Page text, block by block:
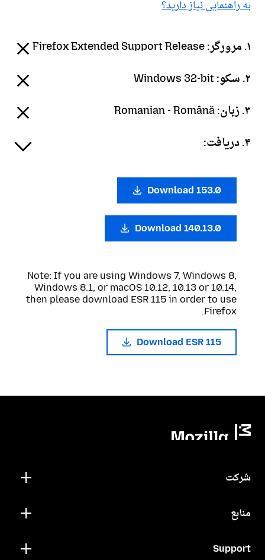
به راهنمایی نیاز دارید؟
۱. مرورگر: Firefox Extended Support Release
۲. سکو: Windows 32-bit
۳. زبان: Romanian - Română
۴. دریافت:
Download 153.0
Download 140.13.0
Note: If you are using Windows 7, Windows 8,
Windows 8.1, or macOS 10.12, 10.13 or 10.14,
then please download ESR 115 in order to use
Firefox.
Download ESR 115
شرکت
منابع
Support